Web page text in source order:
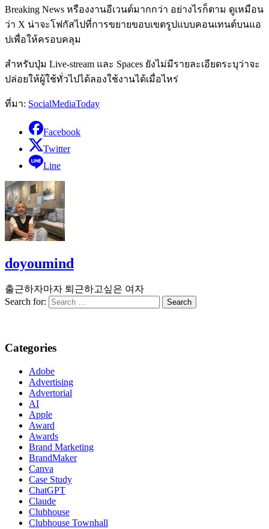
Breaking News หรืองงานอีเวนต์มากกว่า อย่างไรก็ตาม ดูเหมือน
ว่า X น่าจะโฟกัสไปที่การขยายขอบเขตรูปแบบคอนเทนต์บนแอ
ปเพื่อให้ครอบคลุม
สำหรับปุ่ม Live-stream และ Spaces ยังไม่มีรายละเอียดระบุว่าจะ
ปล่อยให้ผู้ใช้ทั่วไปได้ลองใช้งานได้เมื่อไหร่
ที่มา: SocialMediaToday
Facebook
Twitter
Line
doyoumind
출근하자마자 퇴근하고싶은 여자
Search for:
Categories
Adobe
Advertising
Advertorial
AI
Apple
Award
Awards
Brand Marketing
BrandMaker
Canva
Case Study
ChatGPT
Claude
Clubhouse
Clubhouse Townhall